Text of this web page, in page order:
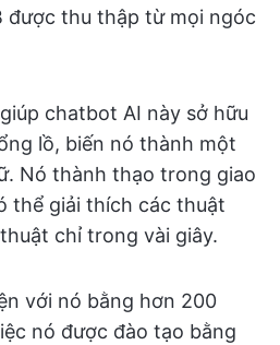
được thu thập từ mọi ngóc
chatbot AI này sở hữu
lồ, biến nó thành một
Nó thành thạo trong giao
thể giải thích các thuật
chỉ trong vài giây.
với nó bằng hơn 200
nó được đào tạo bằng